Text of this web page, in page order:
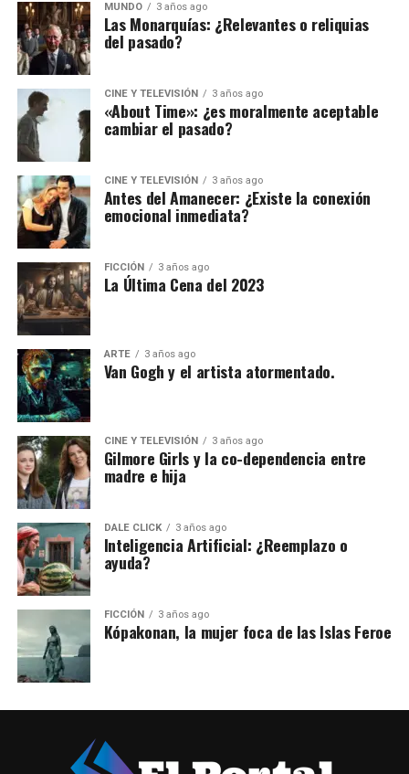
MUNDO 3 años ago
Las Monarquías: ¿Relevantes o reliquias
del pasado?
CINE Y TELEVISIÓN 3 años ago
«About Time»: ¿es moralmente aceptable
cambiar el pasado?
CINE Y TELEVISIÓN 3 años ago
Antes del Amanecer: ¿Existe la conexión
emocional inmediata?
FICCIÓN 3 años ago
La Última Cena del 2023
ARTE 3 años ago
Van Gogh y el artista atormentado.
CINE Y TELEVISIÓN 3 años ago
Gilmore Girls y la co-dependencia entre
madre e hija
DALE CLICK 3 años ago
Inteligencia Artificial: ¿Reemplazo o
ayuda?
FICCIÓN 3 años ago
Kópakonan, la mujer foca de las Islas Feroe